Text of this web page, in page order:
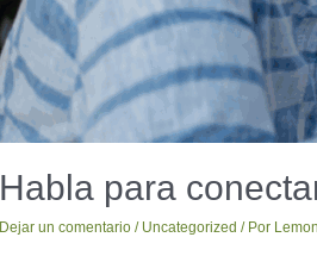
Habla para
Dejar un comentario / Uncategorized / Por